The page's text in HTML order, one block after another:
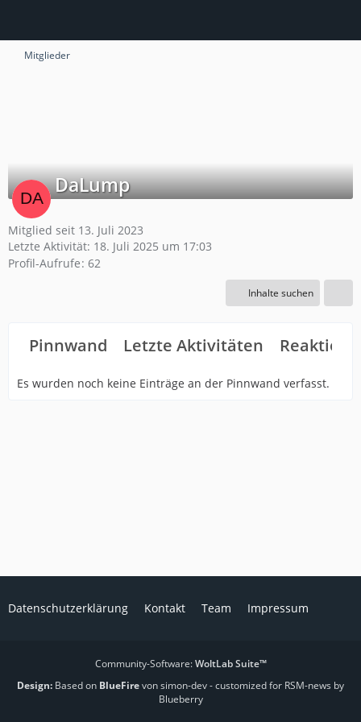
Mitglieder
DaLump
Mitglied seit 13. Juli 2023
Letzte Aktivität: 18. Juli 2025 um 17:03
Profil-Aufrufe 62
Inhalte suchen
Pinnwand Letzte Aktivitäten
Es wurden noch keine Einträge an der Pinnwand verfasst.
Datenschutzerklärung Kontakt Team Impressum
Community-Software:WoltLab Suite™
Design: Based on BlueFirevon simon-dev- customized for RSM-news by
Blueberry